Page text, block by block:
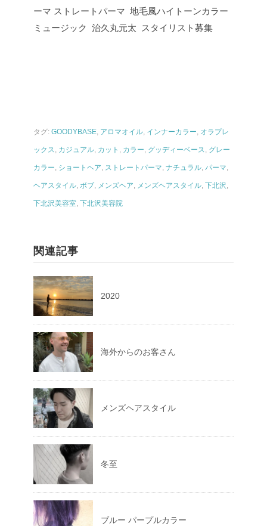
ーマ ストレートパーマ 地毛風ハイトーンカラー
ミュージック 治久丸元太 スタイリスト募集
タグ: GOODYBASE, アロマオイル, インナーカラー, オラプレ
ックス, カジュアル, カット , カラー, グッディーベース, グレー
カラー, ショートヘア, ストレートパーマ, ナチュラル, パーマ,
ヘアスタイル, ボブ, メンズヘア, メンズヘアスタイル, 下北沢,
下北沢美容室, 下北沢美容院
関連記事
2020
海外からのお客さん
メンズヘアスタイル
冬至
ブルー パープルカラー